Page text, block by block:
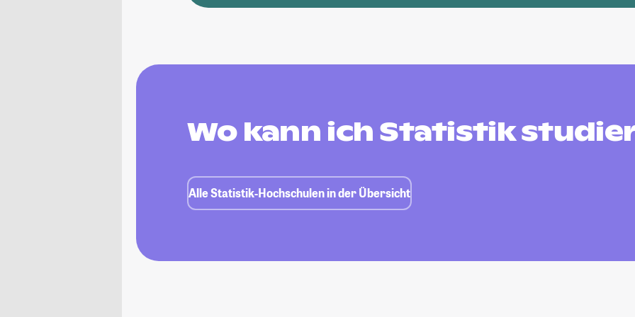
Wo kann ich Statistik
Alle Statistik-Hochschulen in der Übersicht